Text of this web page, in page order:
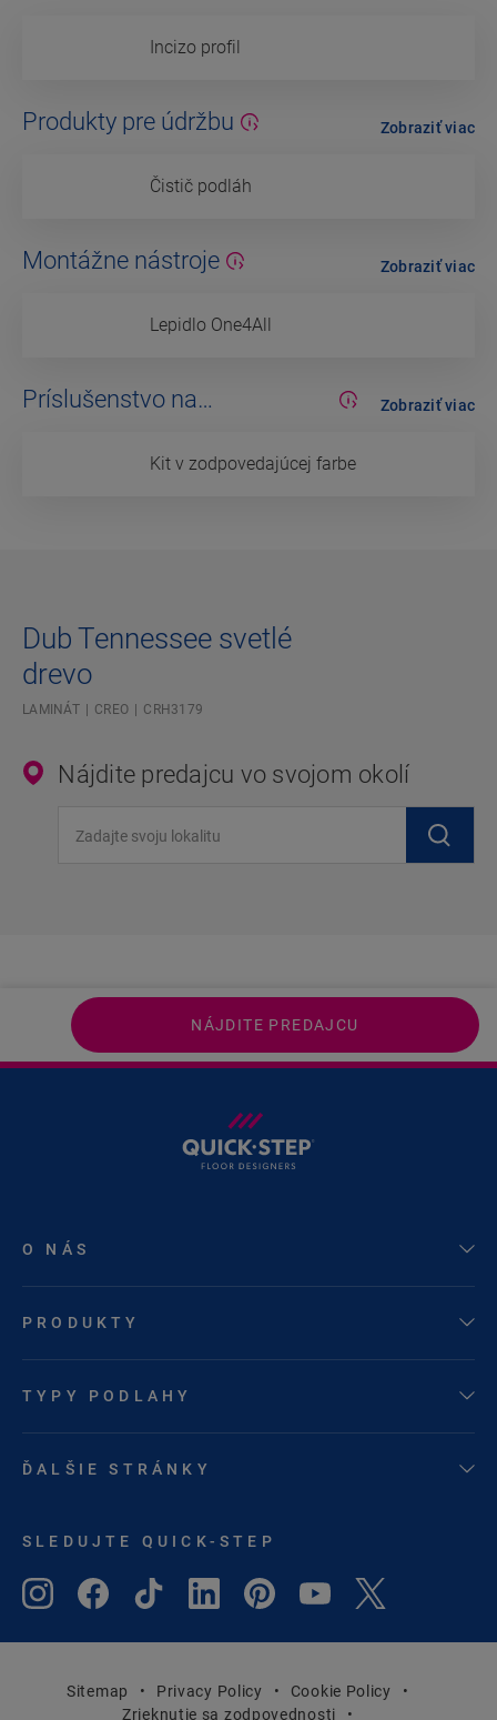
Incizo profil
Produkty pre údržbu
Čistič podláh
Zobraziť viac
Montážne nástroje
Lepidlo One4All
Zobraziť viac
Príslušenstvo na
Kit v zodpovedajúcej farbe
Zobraziť viac
Dub Tennessee svetlé
drevo
LAMINÁT CREO CRH3179
Nájdite predajcu vo svojom okolí
NÁJDITE PREDAJCU
O NÁS
PRODUKTY
TYPY PODLAHY
ĎALŠIE STRÁNKY
SLEDUJTE QUICK-STEP
Sitemap Privacy Policy
Cookie Policy
Zrieknutie sa zodpovednosti